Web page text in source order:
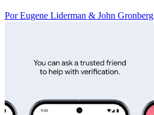
Por Eugene Liderman & John Gronberg